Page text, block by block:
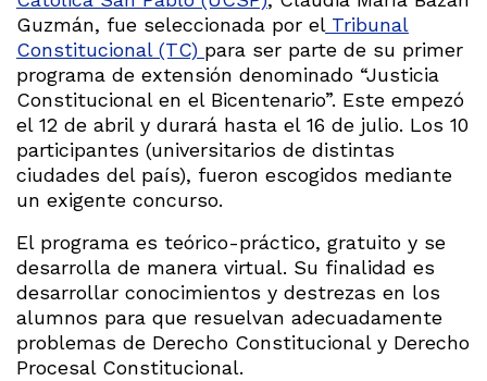
Guzmán, fue seleccionada por elTribunal
Constitucional (TC) para ser parte de su primer
programa de extensión denominado “Justicia
Constitucional en el Bicentenario”. Este empezó
el 12 de abril y durará hasta el 16 de julio. Los 10
participantes (universitarios de distintas
ciudades del país), fueron escogidos mediante
un exigente concurso.
El programa es teórico-práctico, gratuito y se
desarrolla de manera virtual. Su finalidad es
desarrollar conocimientos y destrezas en los
alumnos para que resuelvan adecuadamente
problemas de Derecho Constitucional y Derecho
Procesal Constitucional.